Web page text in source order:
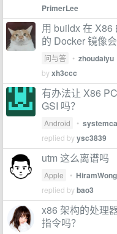
PrimerLee
用 buildx 在 X86
的 Docker 镜像
问与答 • zhoudaiyu
byxh3ccc
有办法让 X86
GSI 吗？
Android •
replied byysc3839
utm 这么离谱吗
Apple • HiramWong
replied bybao3
x86 架构的处理
指令吗？